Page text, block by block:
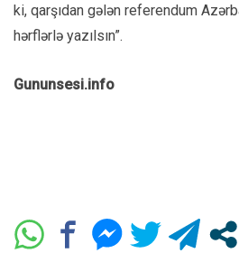
ki, qarşıdan gələn referendum
hərflərlə yazılsın”.
Gununsesi.info